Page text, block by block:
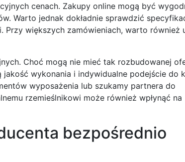
cenach. Zakupy online mogą być
Warto jednak dokładnie sprawdzić
Przy większych zamówieniach, warto również
Choć mogą nie mieć tak rozbudowanej
wykonania i indywidualne podejście do
wyposażenia lub szukamy partnera do
rzemieślnikowi może również wpłynąć na
bezpośrednio